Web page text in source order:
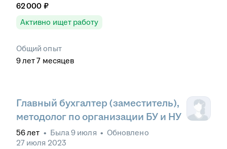
62 000 ₽
Активно ищет работу
Общий опыт
9лет 7 месяцев
Главный бухгалтер (заместитель),
методолог по организации БУ и НУ
56лет • Была9 июля • Обновлено
27 июля 2023